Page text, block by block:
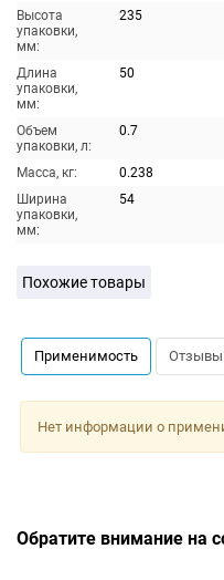
Высота
упаковки,
мм:
235
Длина
упаковки,
мм:
50
Объем
упаковки, л:
0.7
Масса, кг:
0.238
Ширина
упаковки,
мм:
54
Похожие товары
Применимость Отзывы
Нет информации о
Обратите внимание на